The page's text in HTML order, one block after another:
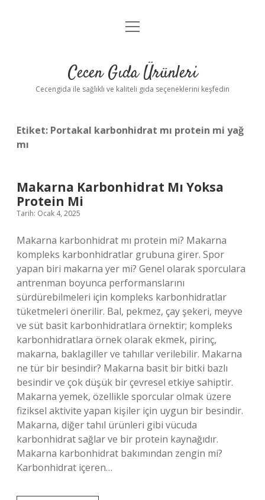
Anasayfa
Yasal Uyarı
menüyü
Cecen Gıda Ürünleri
Cecengida ile sağlıklı ve kaliteli gıda seçeneklerini keşfedin
Etiket: Portakal karbonhidrat mı protein mi yağ
mı
Makarna Karbonhidrat Mı Yoksa
Protein Mi
Tarih: Ocak 4, 2025
Makarna karbonhidrat mı protein mi? Makarna
kompleks karbonhidratlar grubuna girer. Spor
yapan biri makarna yer mi? Genel olarak sporculara
antrenman boyunca performanslarını
sürdürebilmeleri için kompleks karbonhidratlar
tüketmeleri önerilir. Bal, pekmez, çay şekeri, meyve
ve süt basit karbonhidratlara örnektir; kompleks
karbonhidratlara örnek olarak ekmek, pirinç,
makarna, baklagiller ve tahıllar verilebilir. Makarna
ne tür bir besindir? Makarna basit bir bitki bazlı
besindir ve çok düşük bir çevresel etkiye sahiptir.
Makarna yemek, özellikle sporcular olmak üzere
fiziksel aktivite yapan kişiler için uygun bir besindir.
Makarna, diğer tahıl ürünleri gibi vücuda
karbonhidrat sağlar ve bir protein kaynağıdır.
Makarna karbonhidrat bakımından zengin mi?
Karbonhidrat içeren…